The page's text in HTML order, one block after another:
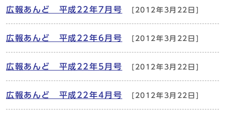
広報あんど 平成22年7月号 [2012年3月22日]
広報あんど 平成22年6月号 [2012年3月22日]
広報あんど 平成22年5月号 [2012年3月22日]
広報あんど 平成22年4月号 [2012年3月22日]